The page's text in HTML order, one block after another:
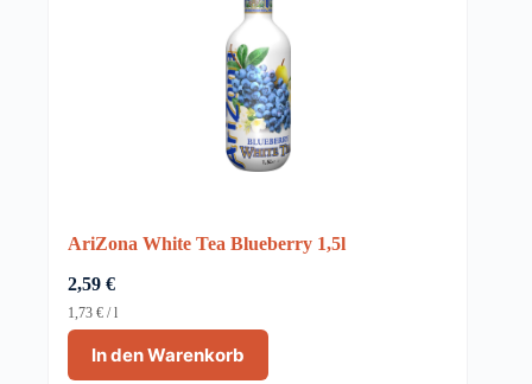
AriZona White Tea Blueberry 1,5l
2,59 €
In den Warenkorb
1,73 € /l